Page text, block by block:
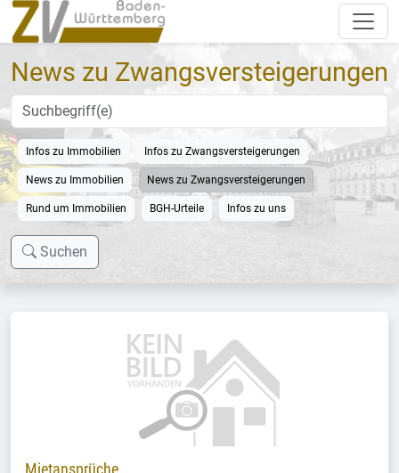
News zu Zwangsversteigerungen
Infos zu Immobilien Infos zu Zwangsversteigerungen
News zu Immobilien News zu Zwangsversteigerungen
Rund um Immobilien BGH-Urteile Infos zu uns
Suchen